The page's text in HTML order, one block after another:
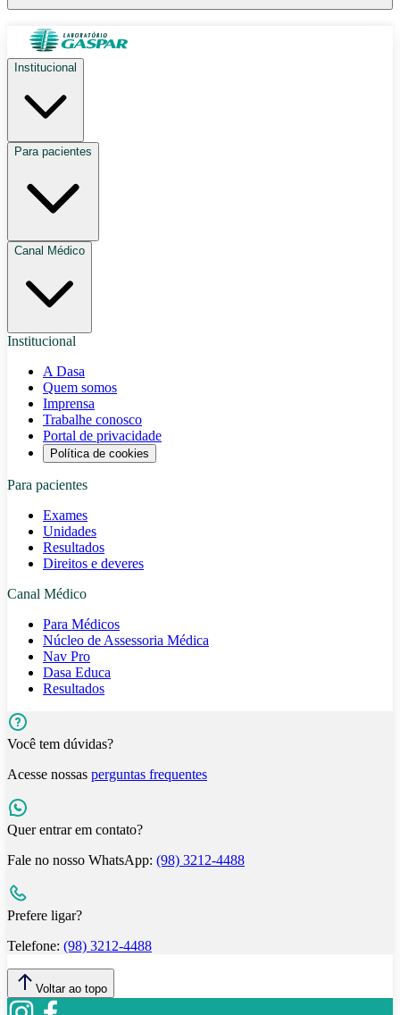
Institucional
Para pacientes
Canal Médico
Institucional
A Dasa
Quem somos
Imprensa
Trabalhe conosco
Portal de privacidade
Política de cookies
Para pacientes
Exames
Unidades
Resultados
Direitos e deveres
Canal Médico
Para Médicos
Núcleo de Assessoria Médica
Nav Pro
Dasa Educa
Resultados
Você tem dúvidas?
Acesse nossas perguntas frequentes
Quer entrar em contato?
Fale no nosso WhatsApp: (98) 3212-4488
Prefere ligar?
Telefone: (98) 3212-4488
Voltar ao topo